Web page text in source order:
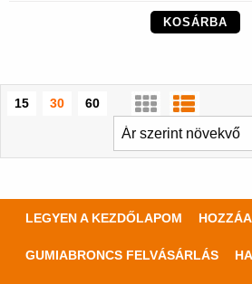
KOSÁRBA
15 30
60
LEGYEN A KEZDŐLAPOM
GUMIABRONCS FELVÁSÁRLÁS